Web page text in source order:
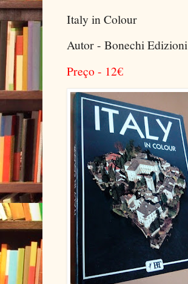
Italy in Colour
Autor - Bonechi Edizioni
Preço - 12€